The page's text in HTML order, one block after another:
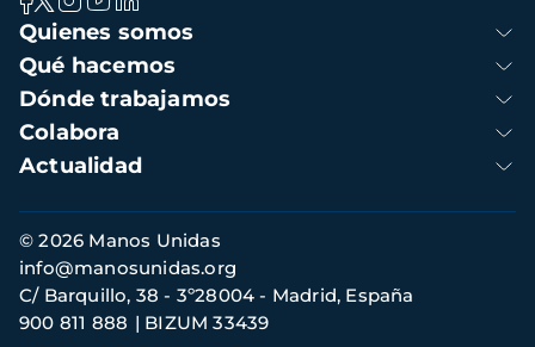
Navegación
principal
Quienes somos
Qué hacemos
Dónde trabajamos
Colabora
Actualidad
Información
de
contacto
© 2026 Manos Unidas
C/ Barquillo, 38 - 3º28004 - Madrid, España
900 811 888
BIZUM 33439
info@manosunidas.org